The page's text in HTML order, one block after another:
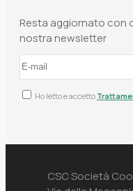
Resta aggiornato con
nostra newsletter
Ho letto e accetto
CSC Società